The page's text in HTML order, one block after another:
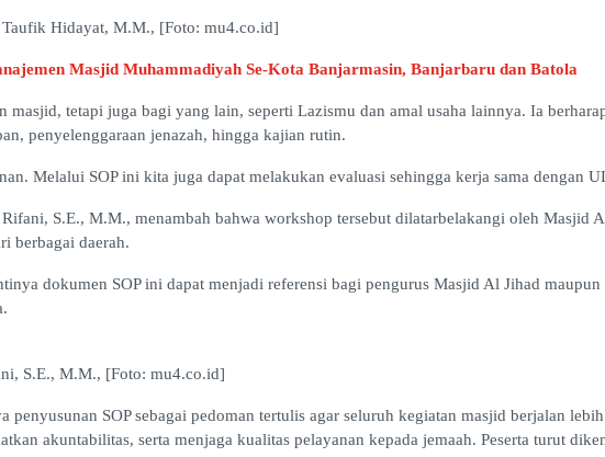
Hidayat, M.M., [Foto: mu4.co.id]
Masjid Muhammadiyah Se-Kota Banjarmasin, Banjarbaru dan Batola
tetapi juga bagi yang lain, seperti Lazismu dan amal usaha lainnya. Ia
penyelenggaraan jenazah, hingga kajian rutin.
Melalui SOP ini kita juga dapat melakukan evaluasi sehingga kerja sama dengan
S.E., M.M., menambah bahwa workshop tersebut dilatarbelakangi oleh Masjid
berbagai daerah.
dokumen SOP ini dapat menjadi referensi bagi pengurus Masjid Al Jihad
S.E., M.M., [Foto: mu4.co.id]
SOP sebagai pedoman tertulis agar seluruh kegiatan masjid berjalan
akuntabilitas, serta menjaga kualitas pelayanan kepada jemaah. Peserta turut